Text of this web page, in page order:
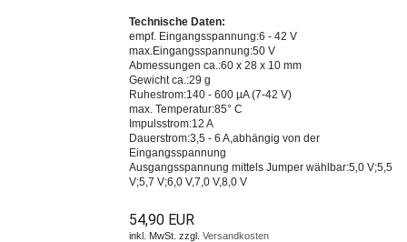
Technische Daten:
empf. Eingangsspannung:6 - 42 V
max.Eingangsspannung:50 V
Abmessungen ca.:60 x 28 x 10 mm
Gewicht ca.:29 g
Ruhestrom:140 - 600 µA (7-42 V)
max. Temperatur:85° C
Impulsstrom:12 A
Dauerstrom:3,5 - 6 A,abhängig von der
Eingangsspannung
Ausgangsspannung mittels Jumper wählbar:5,0 V;5,5
V;5,7 V;6,0 V,7,0 V,8,0 V
54,90 EUR
inkl. MwSt. zzgl. Versandkosten